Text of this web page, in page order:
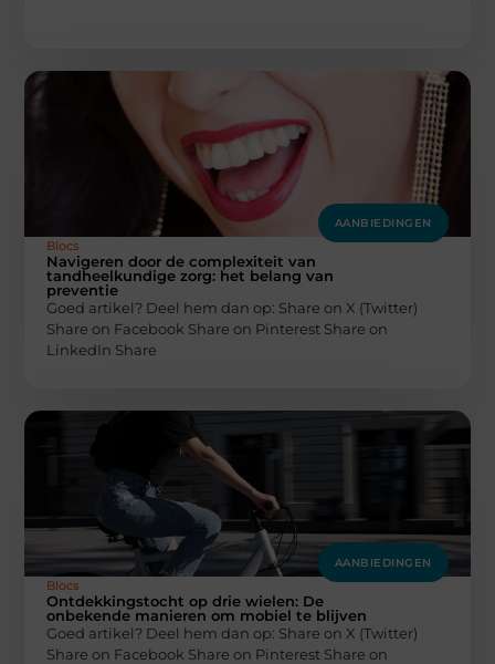
AANBIEDINGEN
Blocs
Navigeren door de complexiteit van
tandheelkundige zorg: het belang van
preventie
Goed artikel? Deel hem dan op: Share on X (Twitter)
Share on Facebook Share on Pinterest Share on
LinkedIn Share
AANBIEDINGEN
Blocs
Ontdekkingstocht op drie wielen: De
onbekende manieren om mobiel te blijven
Goed artikel? Deel hem dan op: Share on X (Twitter)
Share on Facebook Share on Pinterest Share on